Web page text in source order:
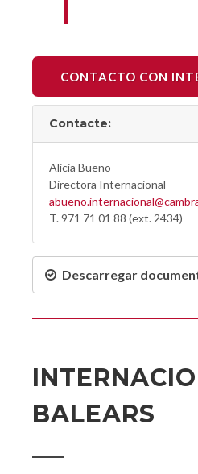
CONTACTO CON
Contacte:
Alicia Bueno
Directora Internacional
T. 971 71 01 88 (ext. 2434)
Descarregar
BALEARS